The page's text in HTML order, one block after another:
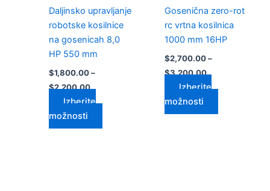
Daljinsko upravljanje
robotske kosilnice
na gosenicah 8,0
HP 550 mm
$1,800.00 –
$2,200.00
Izberite
možnosti
strani
izdelka
Gosenična zero-rot
rc vrtna kosilnica
1000 mm 16HP
$2,700.00 –
$3,200.00
Izberite
možnosti
strani
izdelka